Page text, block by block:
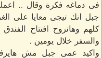
فى دماغه فكرة وقال ..
جبل انك تيجى معايا على
كلهم وهانروح افتتاح
والسفر خلال يومين .
واكيد عمى جبل مش